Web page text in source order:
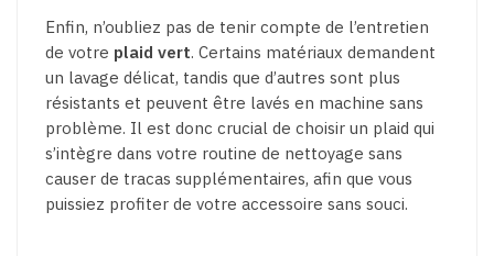
Enfin, n’oubliez pas de tenir compte de l’entretien
de votre plaid vert. Certains matériaux demandent
un lavage délicat, tandis que d’autres sont plus
résistants et peuvent être lavés en machine sans
problème. Il est donc crucial de choisir un plaid qui
s’intègre dans votre routine de nettoyage sans
causer de tracas supplémentaires, afin que vous
puissiez profiter de votre accessoire sans souci.